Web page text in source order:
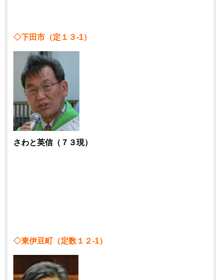
◇下田市（定１３-1）
さわと英信（７３現）
◇東伊豆町（定数１２-1）